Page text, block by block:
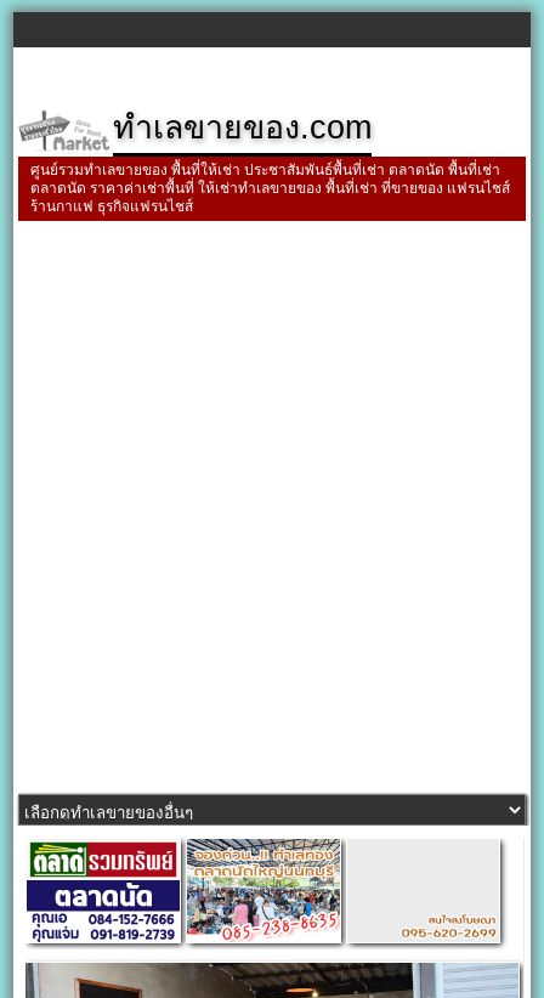
ทำเลขายของ.com
ศูนย์รวมทำเลขายของ พื้นที่ให้เช่า ประชาสัมพันธ์พื้นที่เช่า ตลาดนัด พื้นที่เช่า
ตลาดนัด ราคาค่าเช่าพื้นที่ ให้เช่าทำเลขายของ พื้นที่เช่า ที่ขายของ แฟรนไชส์
ร้านกาแฟ ธุรกิจแฟรนไชส์